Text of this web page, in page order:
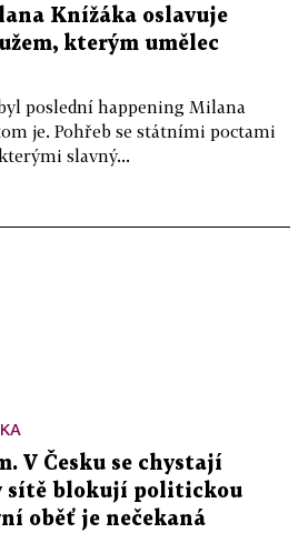
Knížáka oslavuje
kterým umělec
poslední happening Milana
je. Pohřeb se státními poctami
slavný...
V Česku se chystají
sítě blokují politickou
oběť je nečekaná